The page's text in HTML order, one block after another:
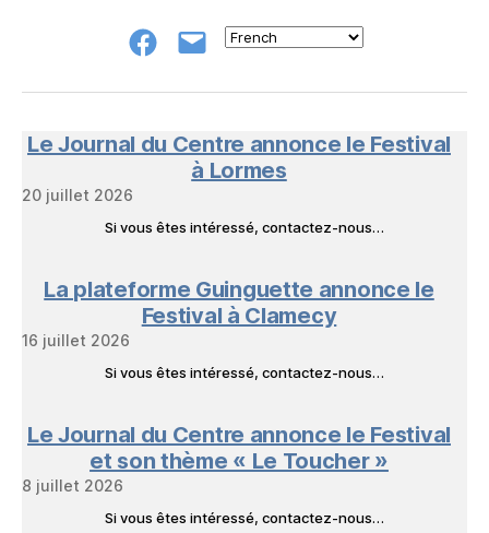
Groupe
NeL
E-
à
Livres
Le Journal du Centre annonce le Festival
à Lormes
20 juillet 2026
Si vous êtes intéressé, contactez-nous…
La plateforme Guinguette annonce le
Festival à Clamecy
16 juillet 2026
Si vous êtes intéressé, contactez-nous…
Le Journal du Centre annonce le Festival
et son thème « Le Toucher »
8 juillet 2026
Si vous êtes intéressé, contactez-nous…